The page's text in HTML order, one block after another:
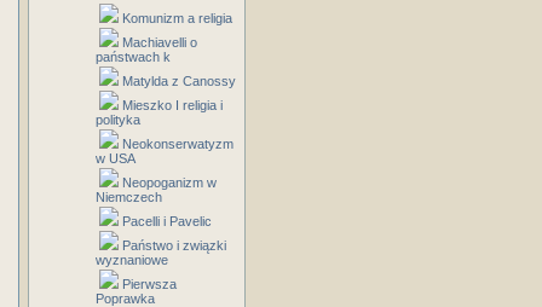
Komunizm a religia
Machiavelli o
państwach k
Matylda z Canossy
Mieszko I religia i
polityka
Neokonserwatyzm
w USA
Neopoganizm w
Niemczech
Pacelli i Pavelic
Państwo i związki
wyznaniowe
Pierwsza
Poprawka